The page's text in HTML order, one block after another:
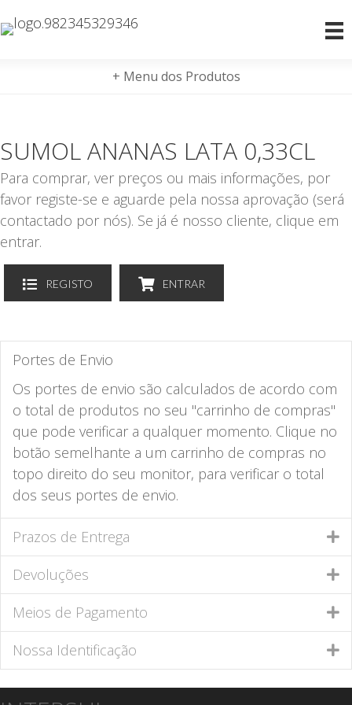
+ Menu dos Produtos
SUMOL ANANAS LATA 0,33CL
Para comprar, ver preços ou mais informações, por
favor registe-se e aguarde pela nossa aprovação (será
contactado por nós). Se já é nosso cliente, clique em
entrar.
REGISTO ENTRAR
Portes de Envio
Os portes de envio são calculados de acordo com
o total de produtos no seu "carrinho de compras"
que pode verificar a qualquer momento. Clique no
botão semelhante a um carrinho de compras no
topo direito do seu monitor, para verificar o total
dos seus portes de envio.
Prazos de Entrega
Devoluções
Meios de Pagamento
Nossa Identificação